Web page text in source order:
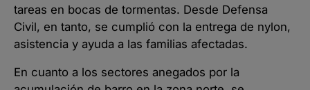
tareas en bocas de tormentas. Desde Defensa
Civil, en tanto, se cumplió con la entrega de nylon,
asistencia y ayuda a las familias afectadas.
En cuanto a los sectores anegados por la